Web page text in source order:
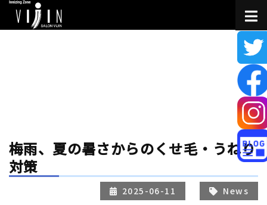
梅雨、夏の暑さからのくせ毛・うねり
対策
2025-06-11 News